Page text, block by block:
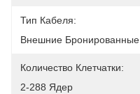
Тип Кабеля:
Внешние Бронированные
Количество Клетчатки:
2-288 Ядер